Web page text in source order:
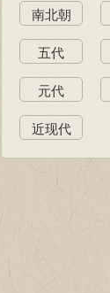
南北朝
五代
元代
近现代